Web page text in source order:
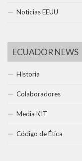
Noticias EEUU
ECUADOR NEWS
Historia
Colaboradores
Media KIT
Código de Ética